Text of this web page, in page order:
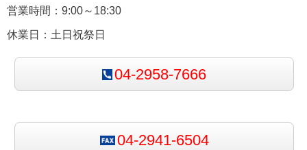
営業時間：9:00～18:30
休業日：土日祝祭日
04-2958-7666
04-2941-6504